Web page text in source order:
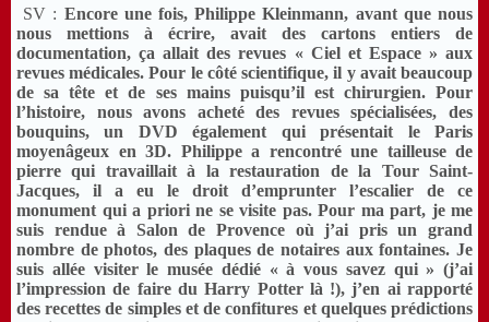
SV : Encore une fois, Philippe Kleinmann, avant que nous
nous mettions à écrire, avait des cartons entiers de
documentation, ça allait des revues « Ciel et Espace » aux
revues médicales. Pour le côté scientifique, il y avait beaucoup
de sa tête et de ses mains puisqu’il est chirurgien. Pour
l’histoire, nous avons acheté des revues spécialisées, des
bouquins, un DVD également qui présentait le Paris
moyenâgeux en 3D. Philippe a rencontré une tailleuse de
pierre qui travaillait à la restauration de la Tour Saint-
Jacques, il a eu le droit d’emprunter l’escalier de ce
monument qui a priori ne se visite pas. Pour ma part, je me
suis rendue à Salon de Provence où j’ai pris un grand
nombre de photos, des plaques de notaires aux fontaines. Je
suis allée visiter le musée dédié « à vous savez qui » (j’ai
l’impression de faire du Harry Potter là !), j’en ai rapporté
des recettes de simples et de confitures et quelques prédictions